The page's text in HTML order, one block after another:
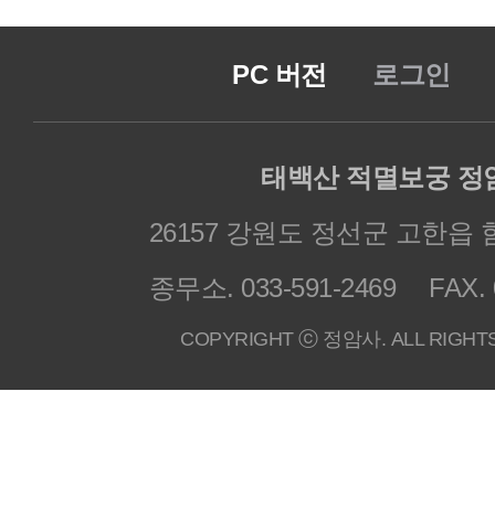
PC 버전 로그인
태백산 적멸보궁 정
26157 강원도 정선군 고한읍
종무소. 033-591-2469
FAX.
COPYRIGHT ⓒ 정암사. ALL